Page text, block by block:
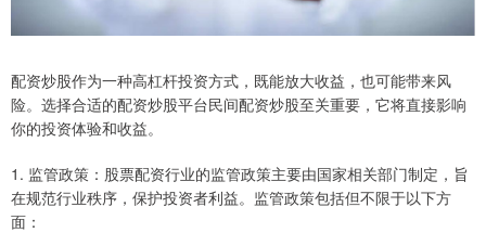
配资炒股作为一种高杠杆投资方式，既能放大收益，也可能带来风
险。选择合适的配资炒股平台民间配资炒股至关重要，它将直接影响
你的投资体验和收益。
1. 监管政策：股票配资行业的监管政策主要由国家相关部门制定，旨
在规范行业秩序，保护投资者利益。监管政策包括但不限于以下方
面：